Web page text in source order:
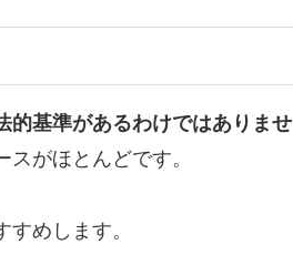
的基準があるわけではありませ
がほとんどです。
めします。